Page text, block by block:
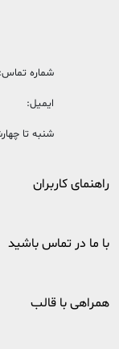
شماره تماس:
ایمیل:
شنبه تا چهارشنبه: 9 الی 19 ،
راهنمای کاربران
با ما در تماس باشید
همراهی با قالب